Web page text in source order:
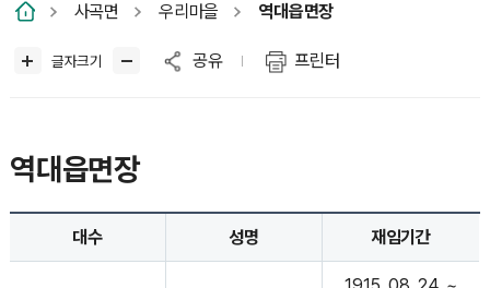
사곡면 우리마을 역대읍면장
글자크기 공유 프린터
역대읍면장
대수 성명 재임기간